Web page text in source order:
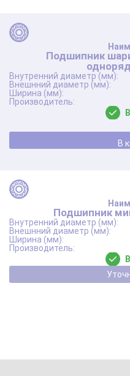
Подшипник
В
Подшипник